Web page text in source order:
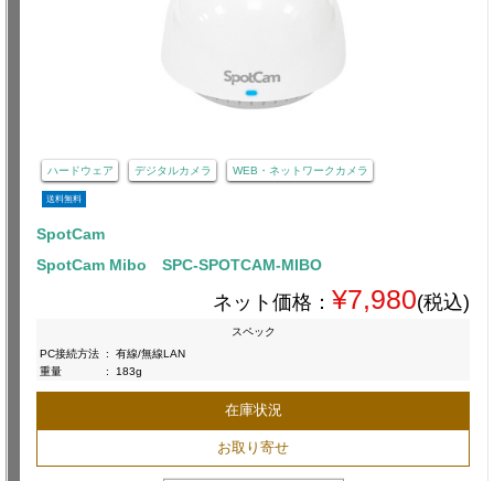
ハードウェア デジタルカメラ WEB・ネットワークカメラ
送料無料
SpotCam
SpotCam Mibo SPC-SPOTCAM-MIBO
ネット価格： ¥7,980(税込)
スペック
PC接続方法 :
有線/無線LAN
重量
: 183g
在庫状況
お取り寄せ